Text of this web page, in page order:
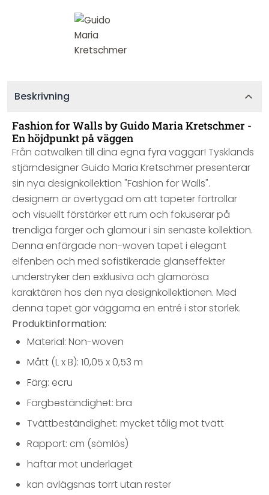
Beskrivning
Fashion for Walls by Guido Maria Kretschmer -
En höjdpunkt på väggen
Från catwalken till dina egna fyra väggar! Tysklands
stjärndesigner Guido Maria Kretschmer presenterar
sin nya designkollektion "Fashion for Walls".
designern är övertygad om att tapeter förtrollar
och visuellt förstärker ett rum och fokuserar på
trendiga färger och glamour i sin senaste kollektion.
Denna enfärgade non-woven tapet i elegant
elfenben och med sofistikerade glanseffekter
understryker den exklusiva och glamorösa
karaktären hos den nya designkollektionen. Med
denna tapet gör väggarna en entré i stor storlek.
Produktinformation:
Material: Non-woven
Mått (L x B): 10,05 x 0,53 m
Färg: ecru
Färgbeständighet: bra
Tvättbeständighet: mycket tålig mot tvätt
Rapport: cm (sömlös)
häftar mot underlaget
kan avlägsnas torrt utan rester